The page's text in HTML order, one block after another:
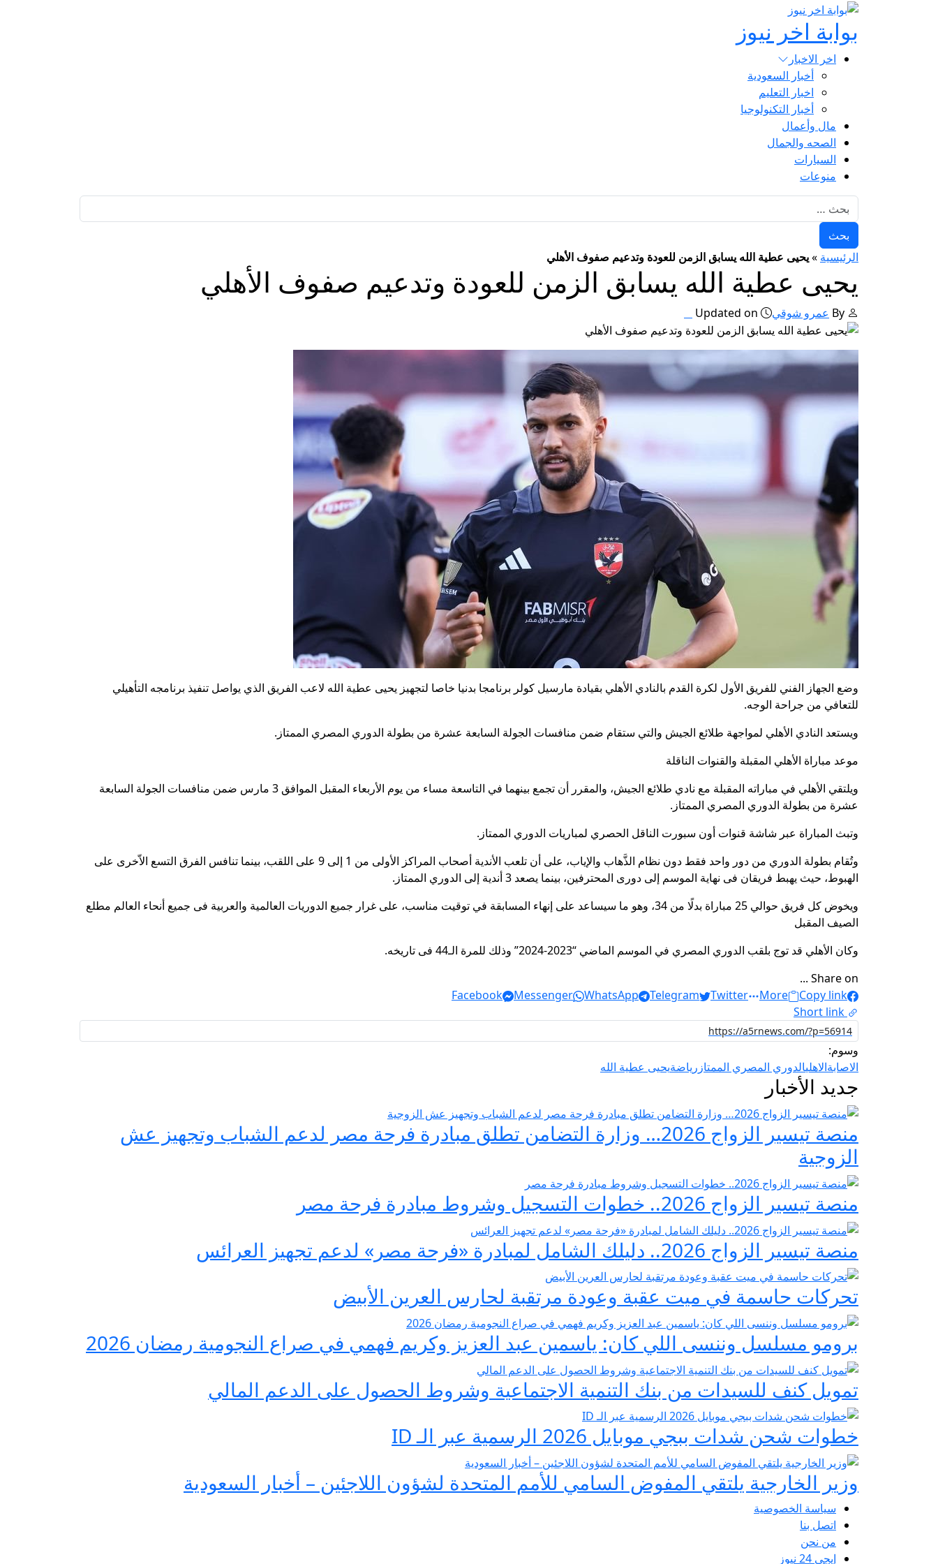
بوابة اخر نيوز
اخر الاخبار
أخبار السعودية
اخبار التعليم
أخبار التكنولوجيا
مال وأعمال
الصحه والجمال
السيارات
منوعات
الرئيسية »يحيى عطية الله يسابق الزمن للعودة وتدعيم صفوف الأهلي
يحيى عطية الله يسابق الزمن للعودة وتدعيم صفوف الأهلي
By عمرو شوقي Updated on
وضع الجهاز الفني للفريق الأول لكرة القدم بالنادي الأهلي بقيادة مارسيل كولر برنامجا بدنيا خاصا لتجهيز يحيى عطية الله لاعب الفريق الذي يواصل تنفيذ برنامجه التأهيلي
للتعافي من جراحة الوجه.
ويستعد النادي الأهلي لمواجهة طلائع الجيش والتي ستقام ضمن منافسات الجولة السابعة عشرة من بطولة الدوري المصري الممتاز.
موعد مباراة الأهلي المقبلة والقنوات الناقلة
ويلتقي الأهلي في مباراته المقبلة مع نادي طلائع الجيش، والمقرر أن تجمع بينهما في التاسعة مساء من يوم الأربعاء المقبل الموافق 3 مارس ضمن منافسات الجولة السابعة
عشرة من بطولة الدوري المصري الممتاز.
وتبث المباراة عبر شاشة قنوات أون سبورت الناقل الحصري لمباريات الدوري الممتاز.
وتُقام بطولة الدوري من دور واحد فقط دون نظام الذَّهاب والإياب، على أن تلعب الأندية أصحاب المراكز الأولى من 1 إلى 9 على اللقب، بينما تنافس الفرق التسع الاّخرى على
الهبوط، حيث يهبط فريقان فى نهاية الموسم إلى دورى المحترفين، بينما يصعد 3 أندية إلى الدوري الممتاز.
ويخوض كل فريق حوالي 25 مباراة بدلًا من 34، وهو ما سيساعد على إنهاء المسابقة في توقيت مناسب، على غرار جميع الدوريات العالمية والعربية فى جميع أنحاء العالم مطلع
الصيف المقبل
وكان الأهلي قد توج بلقب الدوري المصري في الموسم الماضي “2023-2024” وذلك للمرة الـ44 فى تاريخه.
Share on ...
Facebook
Messenger WhatsApp Telegram Twitter More
Copy link
Short link
وسوم:
الاصابةالاهليالدوري المصري الممتاز رياضةيحيى عطية الله
جديد الأخبار
منصة تيسير الزواج 2026… وزارة التضامن تطلق مبادرة فرحة مصر لدعم الشباب وتجهيز عش
الزوجية
منصة تيسير الزواج 2026.. خطوات التسجيل وشروط مبادرة فرحة مصر
منصة تيسير الزواج 2026.. دليلك الشامل لمبادرة «فرحة مصر» لدعم تجهيز العرائس
تحركات حاسمة في ميت عقبة وعودة مرتقبة لحارس العرين الأبيض
برومو مسلسل وننسى اللي كان: ياسمين عبد العزيز وكريم فهمي في صراع النجومية رمضان 2026
تمويل كنف للسيدات من بنك التنمية الاجتماعية وشروط الحصول على الدعم المالي
خطوات شحن شدات ببجي موبايل 2026 الرسمية عبر الـ ID
وزير الخارجية يلتقي المفوض السامي للأمم المتحدة لشؤون اللاجئين – أخبار السعودية
سياسة الخصوصية
اتصل بنا
من نحن
إيجي 24 نيوز